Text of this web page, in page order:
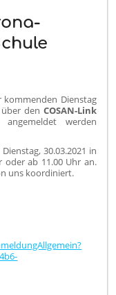
Dienstag
den COSAN-Link
werden
30.03.2021 in
oder ab 11.00 Uhr an.
uns koordiniert.